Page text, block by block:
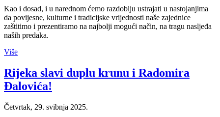
Kao i dosad, i u narednom ćemo razdoblju ustrajati u nastojanjima
da povijesne, kulturne i tradicijske vrijednosti naše zajednice
zaštitimo i prezentiramo na najbolji mogući način, na tragu nasljeđa
naših predaka.
Više
Rijeka slavi duplu krunu i Radomira
Đalovića!
Četvrtak, 29. svibnja 2025.